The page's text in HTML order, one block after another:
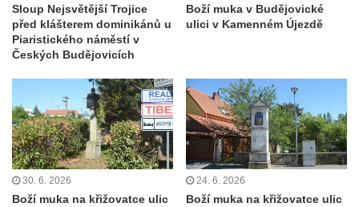
pod Orebem
Sloup s kaplicí (boží muka) Kamenická
Nová Víska
Sloup svatého Floriana v Potštejně
Sloup Panny Marie v Liberci u kostela
Nalezení svatého Kříže
Sloup Nejsvětější Trojice v Bakově nad
Jizerou
Sloup Panny Marie v Miletíně
Sloup Nejsvětější Trojice
před klášterem dominikánů u
Piaristického náměstí v
Českých Budějovicích
Boží muka v Budějovické
ulici v Kamenném Újezdě
30. 6. 2026
Boží muka na křižovatce ulic
24. 6. 2026
Boží muka na křižovatce ulic